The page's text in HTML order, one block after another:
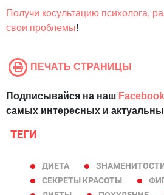
Получи косультацию психолога,
свои проблемы!
ПЕЧАТЬ СТРАНИЦЫ
Подписывайся на наш Facebook
самых интересных и
ТЕГИ
ДИЕТА
СЕКРЕТЫ КРАСОТЫ